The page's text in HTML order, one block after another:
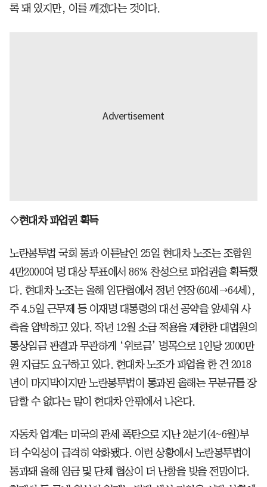
록 돼 있지만, 이를 깨겠다는 것이다.
◇현대차 파업권 획득
노란봉투법 국회 통과 이튿날인 25일 현대차 노조는 조합원
4만2000여 명 대상 투표에서 86% 찬성으로 파업권을 획득했
다. 현대차 노조는 올해 임단협에서 정년 연장(60세→64세),
주 4.5일 근무제 등 이재명 대통령의 대선 공약을 앞세워 사
측을 압박하고 있다. 작년 12월 소급 적용을 제한한 대법원의
통상임금 판결과 무관하게 ‘위로금’ 명목으로 1인당 2000만
원 지급도 요구하고 있다. 현대차 노조가 파업을 한 건 2018
년이 마지막이지만 노란봉투법이 통과된 올해는 무분규를 장
담할 수 없다는 말이 현대차 안팎에서 나온다.
자동차 업계는 미국의 관세 폭탄으로 지난 2분기(4~6월)부
터 수익성이 급격히 악화됐다. 이런 상황에서 노란봉투법이
통과돼 올해 임금 및 단체 협상이 더 난항을 빚을 전망이다.